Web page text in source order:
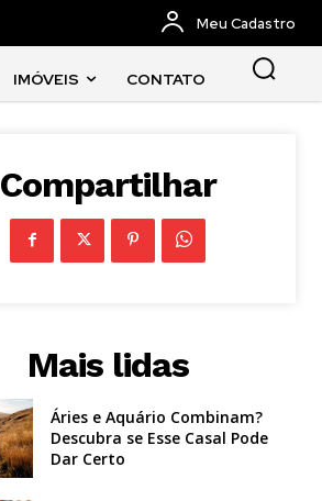
Meu Cadastro
IMÓVEIS CONTATO
Compartilhar
Mais lidas
Áries e Aquário Combinam?
Descubra se Esse Casal Pode
Dar Certo